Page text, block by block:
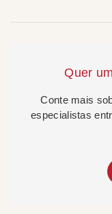
Quer
Conte mais
especialistas